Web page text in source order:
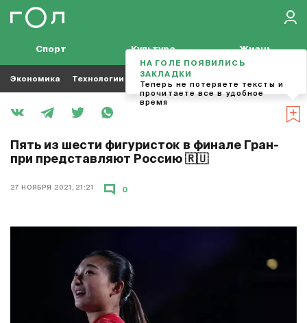
Спорт Культура Жизнь
Экономика Технологии Кино Футбол
Пять из шести фигуристок в финале Гран-
при представляют Россию 🇷🇺
27 НОЯБРЯ 2021, 21:21 0
НА ГОЛЕ ПОЯВИЛИСЬ
ЗАКЛАДКИ
Теперь не потеряете тексты и
прочитаете все в удобное
время